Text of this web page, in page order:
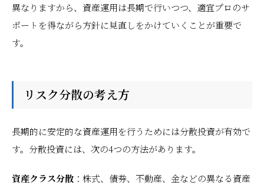
異なりますから、資産運用は長期で行いつつ、適宜プロのサ
ポートを得ながら方針に見直しをかけていくことが重要で
す。
リスク分散の考え方
長期的に安定的な資産運用を行うためには分散投資が有効で
す。分散投資には、次の4つの方法があります。
資産クラス分散 ：株式、債券、不動産、金などの異なる資産